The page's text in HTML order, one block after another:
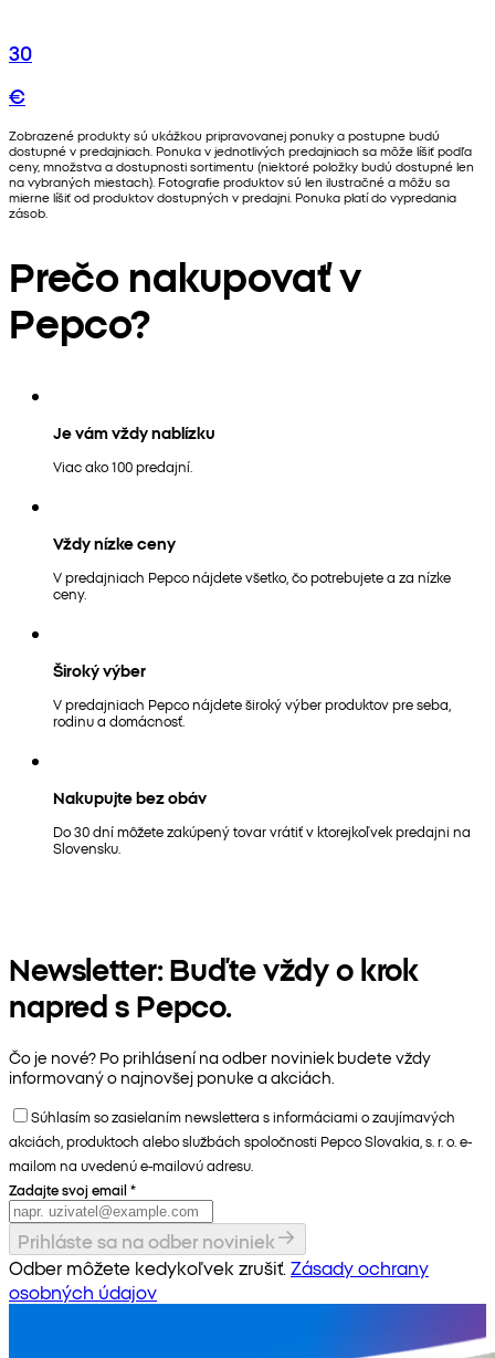
30
€
Zobrazené produkty sú ukážkou pripravovanej ponuky a postupne budú
dostupné v predajniach. Ponuka v jednotlivých predajniach sa môže líšiť podľa
ceny, množstva a dostupnosti sortimentu (niektoré položky budú dostupné len
na vybraných miestach). Fotografie produktov sú len ilustračné a môžu sa
mierne líšiť od produktov dostupných v predajni. Ponuka platí do vypredania
zásob.
Prečo nakupovať v
Pepco?
Je vám vždy nablízku
Viac ako 100 predajní.
Vždy nízke ceny
V predajniach Pepco nájdete všetko, čo potrebujete a za nízke
ceny.
Široký výber
V predajniach Pepco nájdete široký výber produktov pre seba,
rodinu a domácnosť.
Nakupujte bez obáv
Do 30 dní môžete zakúpený tovar vrátiť v ktorejkoľvek predajni na
Slovensku.
Newsletter: Buďte vždy o krok
napred s Pepco.
Čo je nové? Po prihlásení na odber noviniek budete vždy
informovaný o najnovšej ponuke a akciách.
Súhlasím so zasielaním newslettera s informáciami o zaujímavých
akciách, produktoch alebo službách spoločnosti Pepco Slovakia, s. r. o. e-
mailom na uvedenú e-mailovú adresu.
Zadajte svoj email *
Prihláste sa na odber noviniek
Odber môžete kedykoľvek zrušiť. Zásady ochrany
osobných údajov